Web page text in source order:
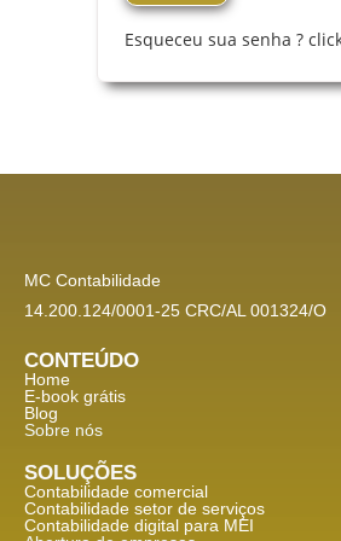
Esqueceu sua senha ?
MC Contabilidade
14.200.124/0001-25 CRC/AL 001324/O
CONTEÚDO
Home
E-book grátis
Blog
Sobre nós
SOLUÇÕES
Contabilidade comercial
Contabilidade setor de serviços
Contabilidade digital para MEI